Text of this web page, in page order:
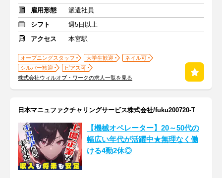
雇用形態
派遣社員
シフト
週5日以上
アクセス
本宮駅
オープニングスタッフ 大学生歓迎
ネイル可
シルバー歓迎
ピアス可
株式会社ウィルオブ・ワークの求人一覧を見る
日本マニュファクチャリングサービス株式会社/fuku200720-T
【機械オペレーター】20～50代の
幅広い年代が活躍中★無理なく働
ける4勤2休◎